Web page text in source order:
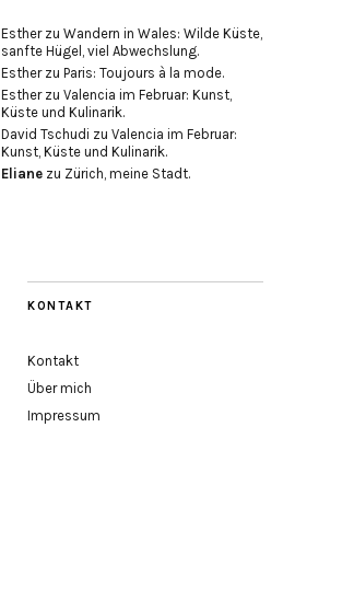
Estherzu Wandern in Wales: Wilde Küste,
sanfte Hügel, viel Abwechslung.
Estherzu Paris: Toujours à la mode.
Estherzu Valencia im Februar: Kunst,
Küste und Kulinarik.
David Tschudi zu Valencia im Februar:
Kunst, Küste und Kulinarik.
Eliane zu Zürich, meine Stadt.
KONTAKT
Kontakt
Über mich
Impressum